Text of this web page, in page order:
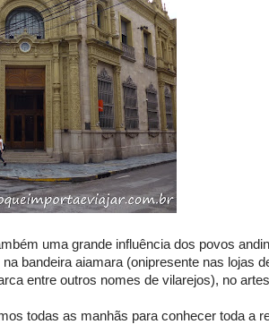
uma grande influência dos povos
bandeira aiamara (onipresente nas lojas
entre outros nomes de vilarejos), no
todas as manhãs para conhecer toda a